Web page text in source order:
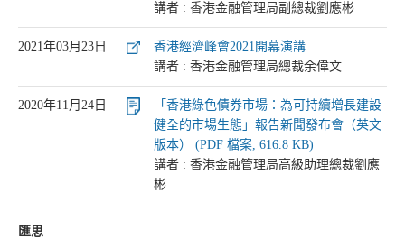
講者 : 香港金融管理局副總裁劉應彬
2021年03月23日
香港經濟峰會2021開幕演講
講者 : 香港金融管理局總裁余偉文
2020年11月24日
「香港綠色債券市場：為可持續增長建設
健全的市場生態」報告新聞發布會（英文
版本） (PDF 檔案, 616.8 KB)
講者 : 香港金融管理局高級助理總裁劉應
彬
匯思